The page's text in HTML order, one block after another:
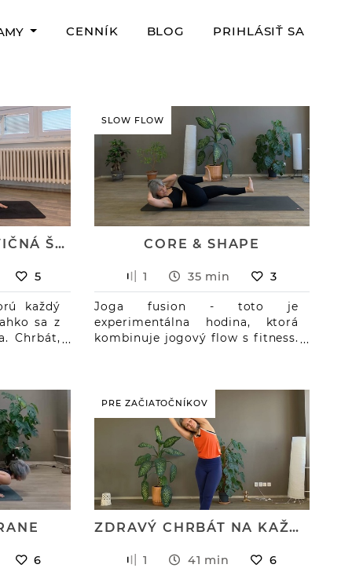
CENNÍK BLOG PRIHLÁSIŤ SA
LIETAJÚCA POLOVIČNÁ ŠNÚRA
5
každý
sa z
Chrbát,
skok do
SLOW FLOW
CORE & SHAPE
1 35 min 3
Joga fusion - toto je
experimentálna hodina, ktorá
kombinuje jogový flow s fitness.
6
PRE ZAČIATOČNÍKOV
ZDRAVÝ CHRBÁT NA KAŽDÝ DEŇ
1 41 min 6